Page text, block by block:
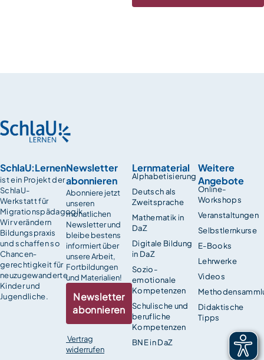
SchlaU:Lernen
ist ein Projekt der
SchlaU-
Werkstatt für
Migrationspädagogik.
Wir verändern
Bildungspraxis
und schaffen so
Chancen­
gerechtigkeit für
neuzugewanderte
Kinder und
Jugendliche.
Lernmaterial
Alphabetisierung
Deutsch als
Zweitsprache
Mathematik in
DaZ
Digitale Bildung
in DaZ
Sozio-
emotionale
Kompetenzen
Schulische und
berufliche
Kompetenzen
BNE in DaZ
Weitere
Angebote
Online-
Workshops
Veranstaltungen
Selbstlernkurse
E-Books
Lehrwerke
Videos
Didaktische
Tipps
Newsletter
abonnieren
Abonniere jetzt
unseren
monatlichen
Newsletter und
bleibe bestens
informiert über
unsere Arbeit,
Fortbildungen
und Materialien!
Newsletter
abonnieren
Vertrag
widerrufen